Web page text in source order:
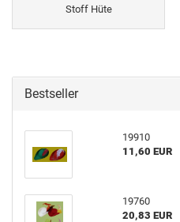
Stoff Hüte
Bestseller
19910
11,60 EUR
19760
20,83 EUR